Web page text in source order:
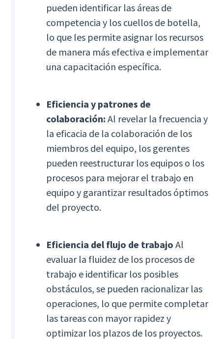
pueden identificar las áreas de
competencia y los cuellos de botella,
lo que les permite asignar los recursos
de manera más efectiva e implementar
una capacitación específica.
Eficiencia y patrones de
colaboración:Al revelar la frecuencia y
la eficacia de la colaboración de los
miembros del equipo, los gerentes
pueden reestructurar los equipos o los
procesos para mejorar el trabajo en
equipo y garantizar resultados óptimos
del proyecto.
Eficiencia del flujo de trabajoAl
evaluar la fluidez de los procesos de
trabajo e identificar los posibles
obstáculos, se pueden racionalizar las
operaciones, lo que permite completar
las tareas con mayor rapidez y
optimizar los plazos de los proyectos.